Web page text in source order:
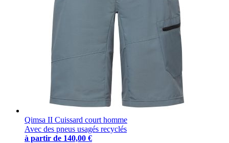
Qimsa II Cuissard court homme
Avec des pneus usagés recyclés
à partir de 140,00 €